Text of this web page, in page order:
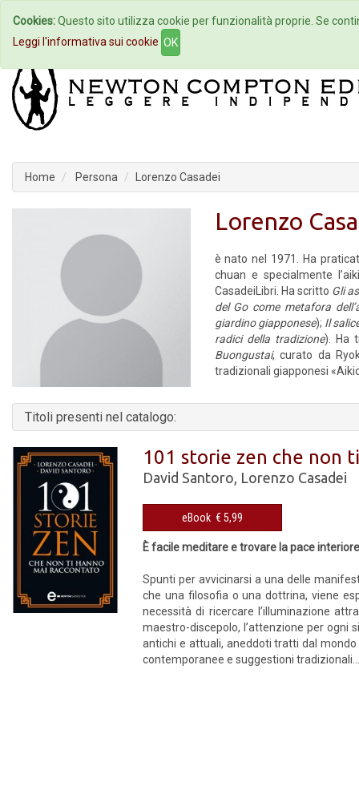
Home Autori Eventi
Home Persona Lorenzo Casadei
Lorenzo
è nato nel 1971. Ha
chuan e specialmente
CasadeiLibri. Ha scritto Gli
del Go come metafora
giardino giapponese); Il
radici della tradizione). Ha
Buongustai, curato da
tradizionali giapponesi
Titoli presenti nel catalogo:
101 storie zen che non
David Santoro, Lorenzo Casadei
eBook € 5,99
È facile meditare e trovare la pace
Spunti per avvicinarsi a una delle
che una filosofia o una dottrina, viene
necessità di ricercare l’illuminazione
maestro-discepolo, l’attenzione per ogni
antichi e attuali, aneddoti tratti dal
contemporanee e suggestioni
Cookies:Questo sito utilizza cookie per funzionalità proprie. Se
Leggi l'informativa sui cookie OK